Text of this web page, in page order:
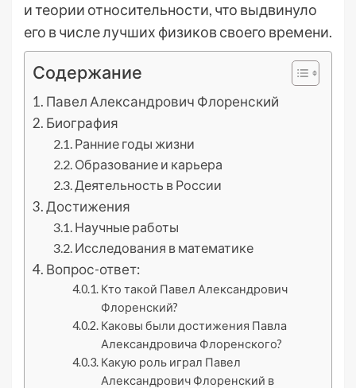
и теории относительности, что выдвинуло
его в числе лучших физиков своего времени.
Содержание
Павел Александрович Флоренский
Биография
Ранние годы жизни
Образование и карьера
Деятельность в России
Достижения
Научные работы
Исследования в математике
Вопрос-ответ:
Кто такой Павел Александрович
Флоренский?
Каковы были достижения Павла
Александровича Флоренского?
Какую роль играл Павел
Александрович Флоренский в